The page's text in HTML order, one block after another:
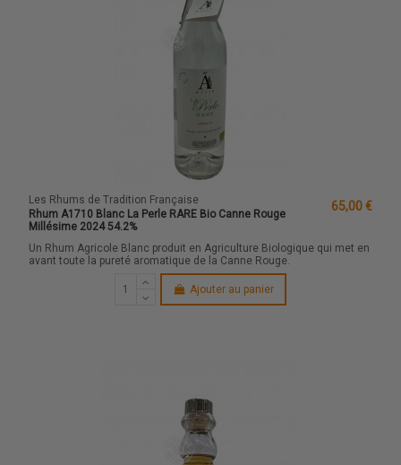
Les Rhums de Tradition Française
Rhum A1710 Blanc La Perle RARE Bio Canne Rouge
Millésime 2024 54.2%
65,00 €
Un Rhum Agricole Blanc produit en Agriculture Biologique qui met en
avant toute la pureté aromatique de la Canne Rouge.
Ajouter au panier